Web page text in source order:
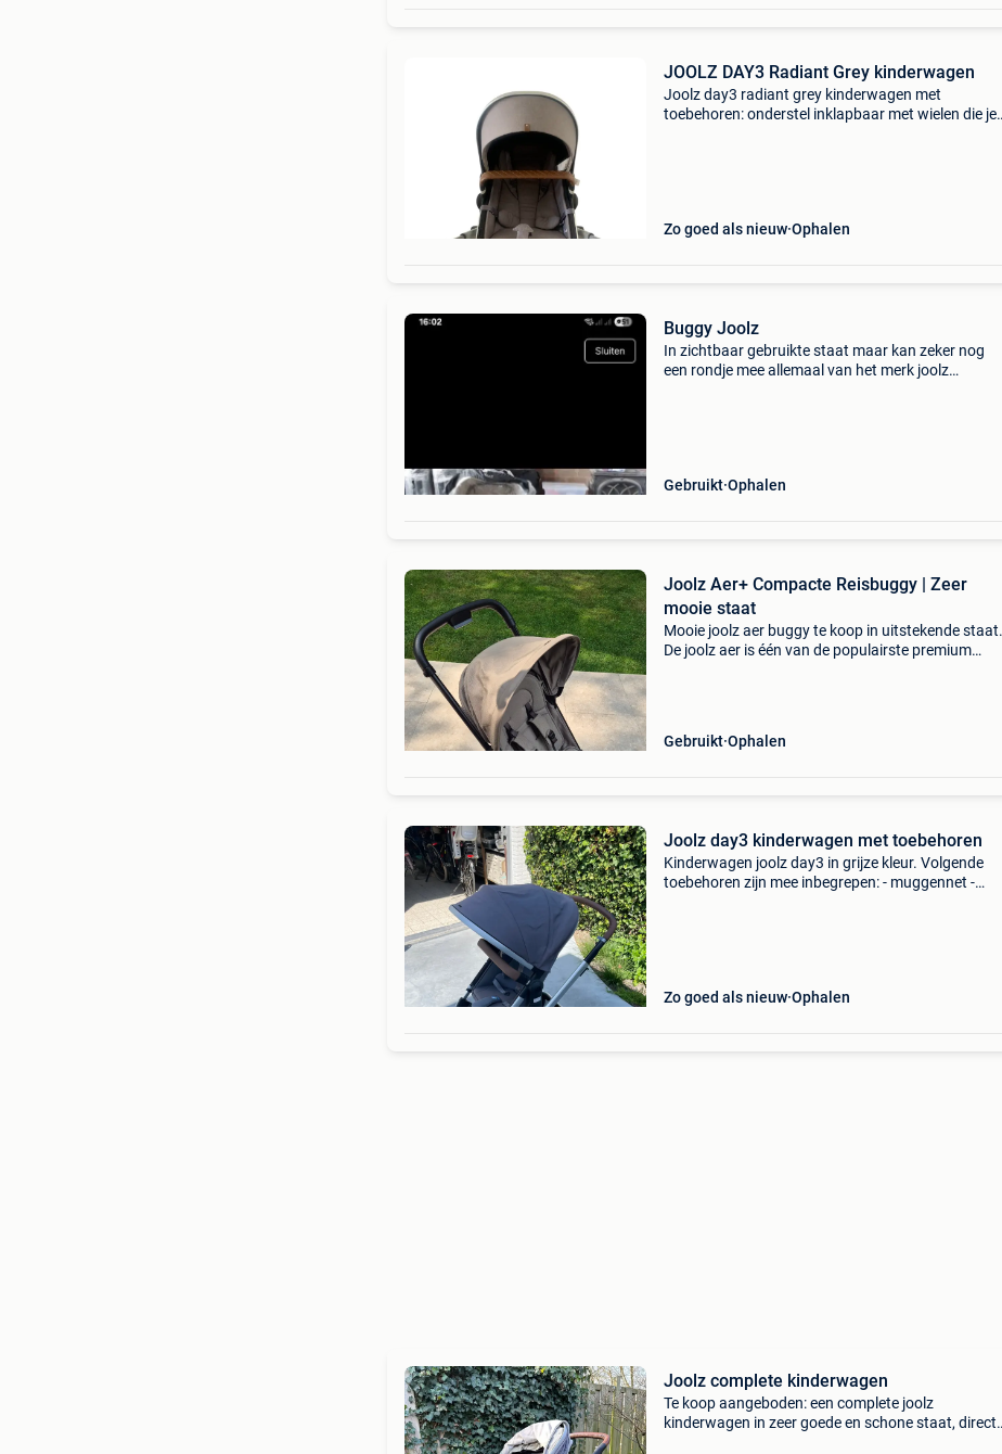
JOOLZ DAY3 Radiant Grey kinderwagen
Joolz day3 radiant grey kinderwagen met
toebehoren: onderstel inklapbaar met wielen die je
Zo goed als nieuw Ophalen
Buggy Joolz
In zichtbaar gebruikte staat maar kan zeker nog
een rondje mee allemaal van het merk joolz
Gebruikt Ophalen
Joolz Aer+ Compacte Reisbuggy | Zeer
mooie staat
Mooie joolz aer buggy te koop in uitstekende staat.
De joolz aer is één van de populairste premium
Gebruikt Ophalen
Joolz day3 kinderwagen met toebehoren
Kinderwagen joolz day3 in grijze kleur. Volgende
toebehoren zijn mee inbegrepen: - muggennet -
Zo goed als nieuw Ophalen
Joolz complete kinderwagen
Te koop aangeboden: een complete joolz
kinderwagen in zeer goede en schone staat, direct